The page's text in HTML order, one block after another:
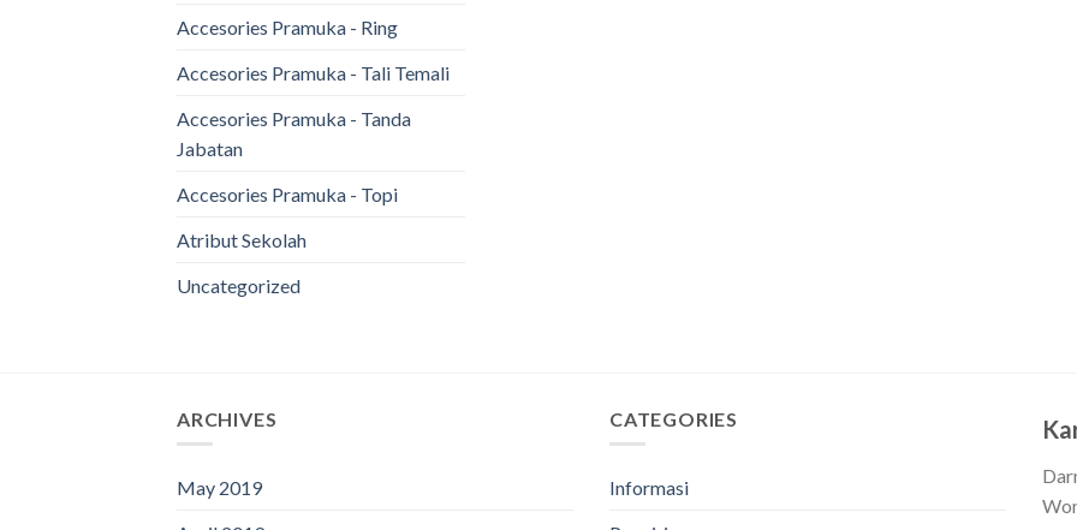
Accesories Pramuka - Ring
Accesories Pramuka - Tali Temali
Accesories Pramuka - Tanda
Jabatan
Accesories Pramuka - Topi
Atribut Sekolah
Uncategorized
ARCHIVES
May 2019
CATEGORIES
Informasi